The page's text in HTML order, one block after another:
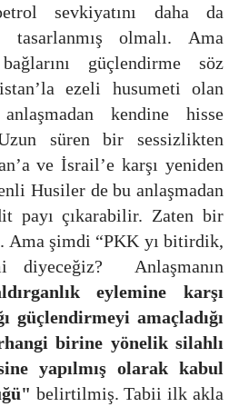
sevkiyatını daha da
tasarlanmış olmalı. Ama
güçlendirme söz
ezeli husumeti olan
kendine hisse
süren bir sessizlikten
ve İsrail’e karşı yeniden
Husiler de bu anlaşmadan
payı çıkarabilir. Zaten bir
Ama şimdi “PKK yı bitirdik,
diyeceğiz?
Anlaşmanın
eylemine karşı
güçlendirmeyi amaçladığı
birine yönelik silahlı
yapılmış olarak kabul
belirtilmiş. Tabii ilk akla